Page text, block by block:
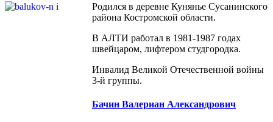
Родился в деревне Кунянье Сусанинского
района Костромской области.
В АЛТИ работал в 1981-1987 годах
швейцаром, лифтером студгородка.
Инвалид Великой Отечественной войны
3-й группы.
Бачин Валериан Александрович